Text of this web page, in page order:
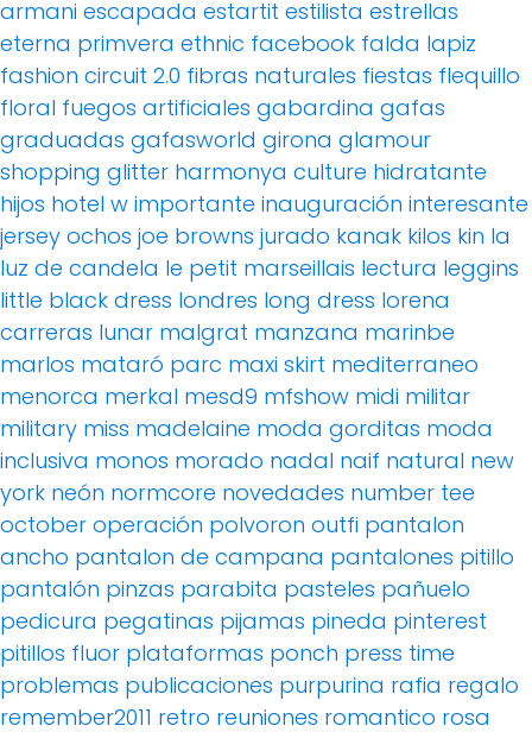
armani escapada estartit estilista estrellas
eterna primvera ethnic facebook falda lapiz
fashion circuit 2.0 fibras naturales fiestas flequillo
floral fuegos artificiales gabardina gafas
graduadas gafasworld girona glamour
shopping glitter harmonya culture hidratante
hijos hotel w importante inauguración interesante
jersey ochos joe browns jurado kanak kilos kin la
luz de candela le petit marseillais lectura leggins
little black dress londres long dress lorena
carreras lunar malgrat manzana marinbe
marlos mataró parc maxi skirt mediterraneo
menorca merkal mesd9 mfshow midi militar
military miss madelaine moda gorditas moda
inclusiva monos morado nadal naif natural new
york neón normcore novedades number tee
october operación polvoron outfi pantalon
ancho pantalon de campana pantalones pitillo
pantalón pinzas parabita pasteles pañuelo
pedicura pegatinas pijamas pineda pinterest
pitillos fluor plataformas ponch press time
problemas publicaciones purpurina rafia regalo
remember2011 retro reuniones romantico rosa